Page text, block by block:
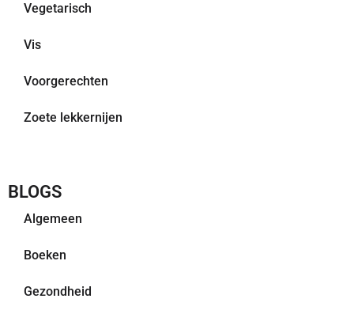
Vegetarisch
Vis
Voorgerechten
Zoete lekkernijen
BLOGS
Algemeen
Boeken
Gezondheid